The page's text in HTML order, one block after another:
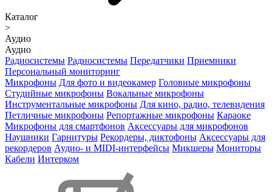
Каталог
>
Аудио
Аудио
Радиосистемы Радиосистемы Передатчики Приемники
Персональный мониторинг
Микрофоны Для фото и видеокамер Головные микрофоны
Студийные микрофоны Вокальные микрофоны
Инструментальные микрофоны Для кино, радио, телевидения
Петличные микрофоны Репортажные микрофоны Караоке
Микрофоны для смартфонов Аксессуары для микрофонов
Наушники Гарнитуры Рекордеры, диктофоны Аксессуары для
рекордеров Аудио- и MIDI-интерфейсы Микшеры Мониторы
Кабели Интерком